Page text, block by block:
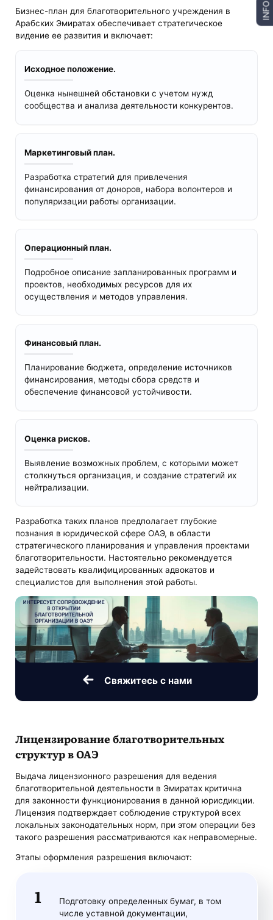
Бизнес-план для благотворительного учреждения в
Арабских Эмиратах обеспечивает стратегическое
видение ее развития и включает:
Исходное положение.
Оценка нынешней обстановки с учетом нужд
сообщества и анализа деятельности конкурентов.
Маркетинговый план.
Разработка стратегий для привлечения
финансирования от доноров, набора волонтеров и
популяризации работы организации.
Операционный план.
Подробное описание запланированных программ и
проектов, необходимых ресурсов для их
осуществления и методов управления.
Финансовый план.
Планирование бюджета, определение источников
финансирования, методы сбора средств и
обеспечение финансовой устойчивости.
Оценка рисков.
Выявление возможных проблем, с которыми может
столкнуться организация, и создание стратегий их
нейтрализации.
Разработка таких планов предполагает глубокие
познания в юридической сфере ОАЭ, в области
стратегического планирования и управления проектами
благотворительности. Настоятельно рекомендуется
задействовать квалифицированных адвокатов и
специалистов для выполнения этой работы.
Свяжитесь с нами
Лицензирование благотворительных
структур в ОАЭ
Выдача лицензионного разрешения для ведения
благотворительной деятельности в Эмиратах критична
для законности функционирования в данной юрисдикции.
Лицензия подтверждает соблюдение структурой всех
локальных законодательных норм, при этом операции без
такого разрешения рассматриваются как неправомерные.
Этапы оформления разрешения включают:
Подготовку определенных бумаг, в том
числе уставной документации,
INFO